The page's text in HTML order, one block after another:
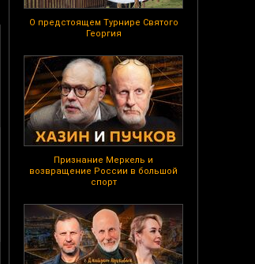
О предстоящем Турнире Святого
Георгия
Признание Меркель и
возвращение России в большой
спорт